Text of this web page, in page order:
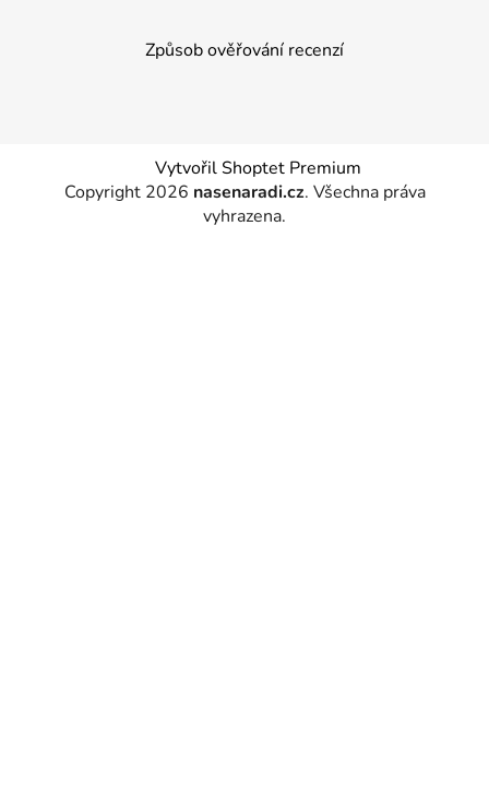
Způsob ověřování recenzí
Vytvořil Shoptet Premium
Copyright 2026 nasenaradi.cz. Všechna práva
vyhrazena.